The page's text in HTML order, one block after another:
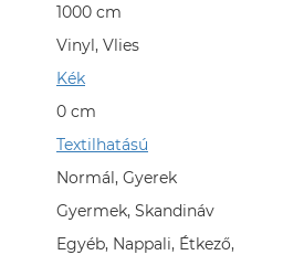
1000 cm
Vinyl, Vlies
Kék
0 cm
Textilhatású
Normál, Gyerek
Gyermek, Skandináv
Egyéb, Nappali, Étkező,